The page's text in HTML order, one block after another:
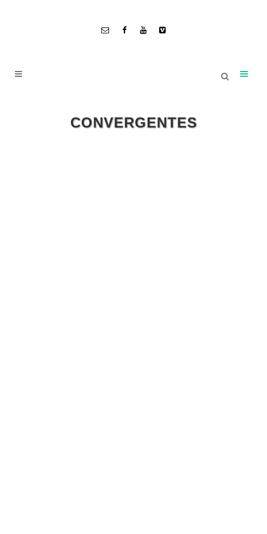
CONVERGENTES